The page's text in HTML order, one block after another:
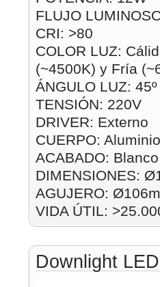
FLUJO
CRI: >80
COLOR LUZ:
(~4500K) y Fría
ÁNGULO LUZ: 45º
TENSIÓN: 220V
DRIVER: Externo
CUERPO: Aluminio
ACABADO: Blanco
DIMENSIONES:
AGUJERO:
VIDA ÚTIL:
Downlight